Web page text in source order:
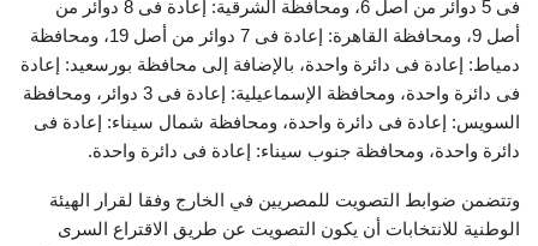
فى 5 دوائر من أصل 6، ومحافظة الشرقية: إعادة فى 8 دوائر من
أصل 9، ومحافظة القاهرة: إعادة فى 7 دوائر من أصل 19، ومحافظة
دمياط: إعادة فى دائرة واحدة، بالإضافة إلى محافظة بورسعيد: إعادة
فى دائرة واحدة، ومحافظة الإسماعيلية: إعادة فى 3 دوائر، ومحافظة
السويس: إعادة فى دائرة واحدة، ومحافظة شمال سيناء: إعادة فى
دائرة واحدة، ومحافظة جنوب سيناء: إعادة فى دائرة واحدة.
وتتضمن ضوابط التصويت للمصريين في الخارج وفقا لقرار الهيئة
الوطنية للانتخابات أن يكون التصويت عن طريق الاقتراع السرى